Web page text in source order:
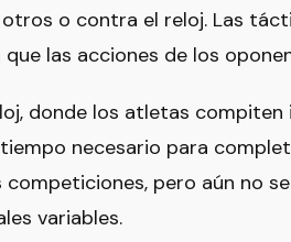
o contra el reloj. Las
las acciones de los
donde los atletas
necesario para
pero aún no
variables.